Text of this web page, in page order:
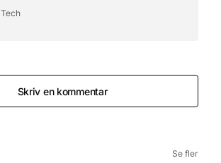
Tech
Skriv en kommentar
Se fler